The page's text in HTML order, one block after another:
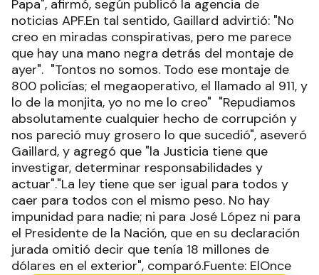
Papa", afirmó, según publicó la agencia de
noticias APF.En tal sentido, Gaillard advirtió: "No
creo en miradas conspirativas, pero me parece
que hay una mano negra detrás del montaje de
ayer". "Tontos no somos. Todo ese montaje de
800 policías; el megaoperativo, el llamado al 911, y
lo de la monjita, yo no me lo creo" "Repudiamos
absolutamente cualquier hecho de corrupción y
nos pareció muy grosero lo que sucedió", aseveró
Gaillard, y agregó que "la Justicia tiene que
investigar, determinar responsabilidades y
actuar"."La ley tiene que ser igual para todos y
caer para todos con el mismo peso. No hay
impunidad para nadie; ni para José López ni para
el Presidente de la Nación, que en su declaración
jurada omitió decir que tenía 18 millones de
dólares en el exterior", comparó.Fuente: ElOnce